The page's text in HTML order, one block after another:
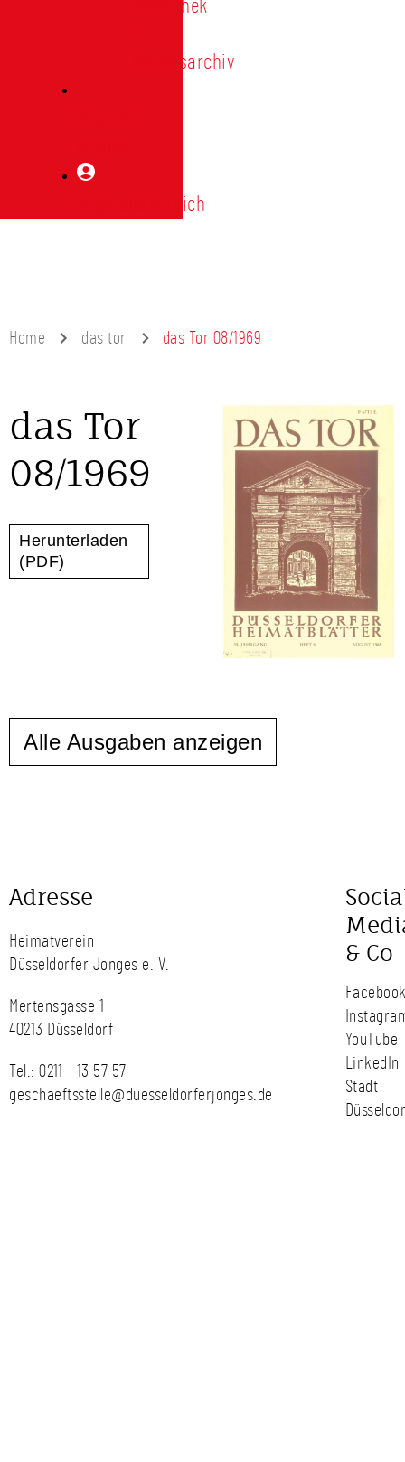
Bibliothek
Vereinsarchiv
Mitgliederbereich
Home das tor das Tor 08/1969
das Tor
08/1969
Herunterladen
(PDF)
Alle Ausgaben anzeigen
Adresse
Heimatverein
Düsseldorfer Jonges e. V.
Mertensgasse 1
40213 Düsseldorf
Tel.: 0211 - 13 57 57
geschaeftsstelle@duesseldorferjonges.de
& Co
YouTube
LinkedIn
Stadt